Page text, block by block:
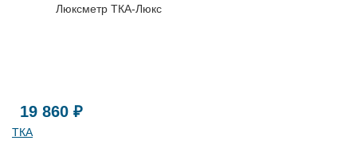
Люксметр ТКА-Люкс
19 860 ₽
ТКА